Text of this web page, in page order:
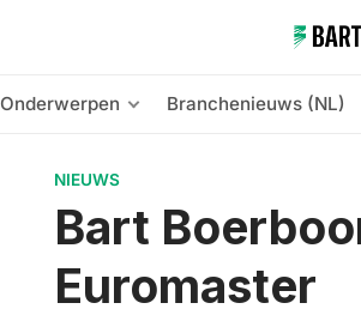
Onderwerpen Branchenieuws (NL)
NIEUWS
Bart
Euromaster